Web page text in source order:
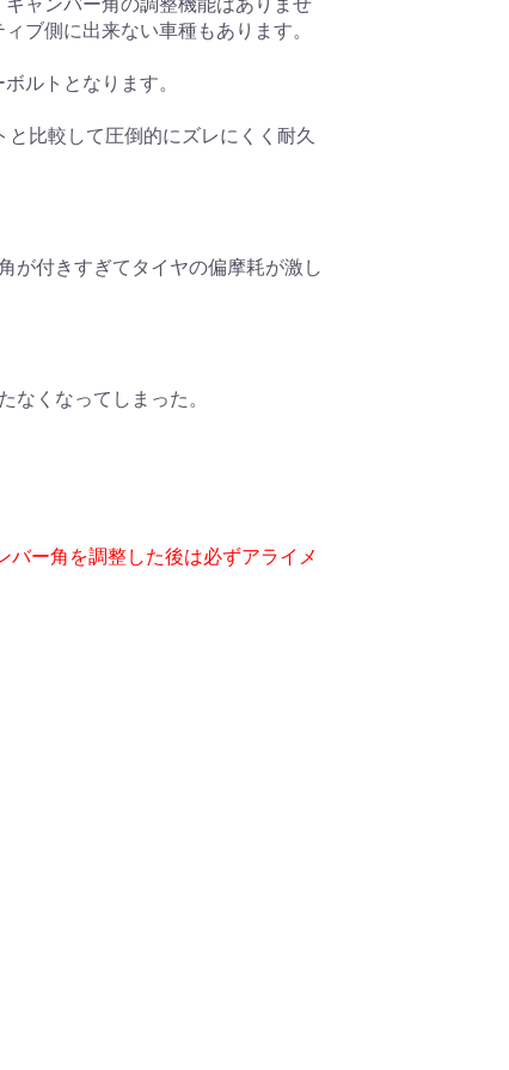
ャンバー角の調整機能はありませ
ブ側に出来ない車種もあります。
ルトとなります。
比較して圧倒的にズレにくく耐久
が付きすぎてタイヤの偏摩耗が激し
なくなってしまった。
ー角を調整した後は必ずアライメ